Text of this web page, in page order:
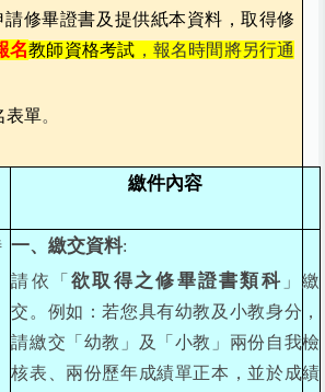
請修畢證書及提供紙本資料，取得修
名教師資格考試 ， 報名時間將另行通
表單。
繳件內容
一、繳交資料:
請依「欲取得之修畢證書類科 」繳
交。例如：若您具有幼教及小教身分，
請繳交「幼教」及「小教」兩份自我檢
核表、兩份歷年成績單正本，並於成績